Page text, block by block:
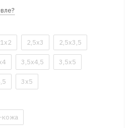
1x2 2,5x3 2,5x3,5
3,5x4,5 3,5x5
3x5
кожа